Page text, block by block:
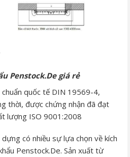
Penstock.De giá rẻ
quốc tế DIN 19569-4,
thời, được chứng nhận đã đạt
lượng ISO 9001:2008
có nhiều sự lựa chọn về kích
Penstock.De. Sản xuất từ